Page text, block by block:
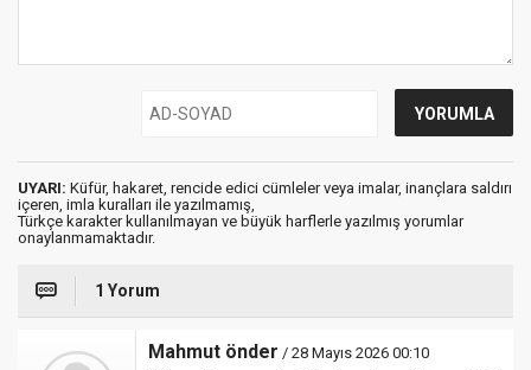
UYARI: Küfür, hakaret, rencide edici cümleler veya imalar, inançlara saldırı
içeren, imla kuralları ile yazılmamış,
Türkçe karakter kullanılmayan ve büyük harflerle yazılmış yorumlar
onaylanmamaktadır.
1 Yorum
Mahmut önder / 28 Mayıs 2026 00:10